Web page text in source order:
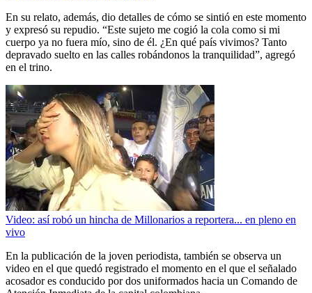
En su relato, además, dio detalles de cómo se sintió en este momento
y expresó su repudio. “Este sujeto me cogió la cola como si mi
cuerpo ya no fuera mío, sino de él. ¿En qué país vivimos? Tanto
depravado suelto en las calles robándonos la tranquilidad”, agregó
en el trino.
Video: así robó un hincha de Millonarios a reportera... en pleno en
vivo
En la publicación de la joven periodista, también se observa un
video en el que quedó registrado el momento en el que el señalado
acosador es conducido por dos uniformados hacia un Comando de